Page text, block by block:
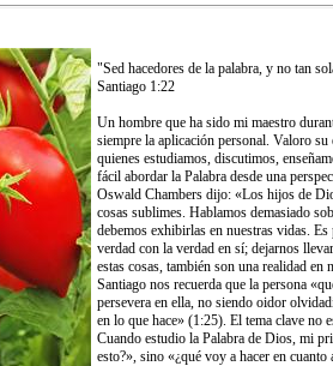
"Sed hacedores de la palabra, y no tan
Santiago 1:22
Un hombre que ha sido mi maestro
siempre la aplicación personal. Valoro su
quienes estudiamos, discutimos,
fácil abordar la Palabra desde una
Oswald Chambers dijo: «Los hijos de
cosas sublimes. Hablamos demasiado
debemos exhibirlas en nuestras vidas.
verdad con la verdad en sí; dejarnos
estas cosas, también son una realidad en
Santiago nos recuerda que la persona
persevera en ella, no siendo oidor
en lo que hace» (1:25). El tema clave no
Cuando estudio la Palabra de Dios, mi
esto?», sino «¿qué voy a hacer en cuanto